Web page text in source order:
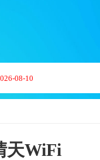
08-10
天WiFi